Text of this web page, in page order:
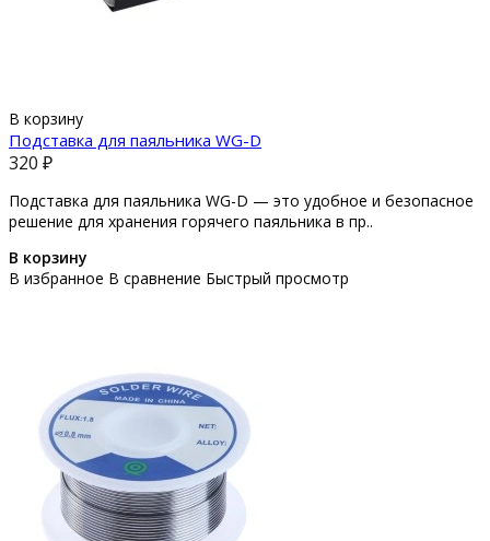
В корзину
Подставка для паяльника WG-D
320 ₽
Подставка для паяльника WG-D — это удобное и безопасное
решение для хранения горячего паяльника в пр..
В корзину
В избранное В сравнение Быстрый просмотр